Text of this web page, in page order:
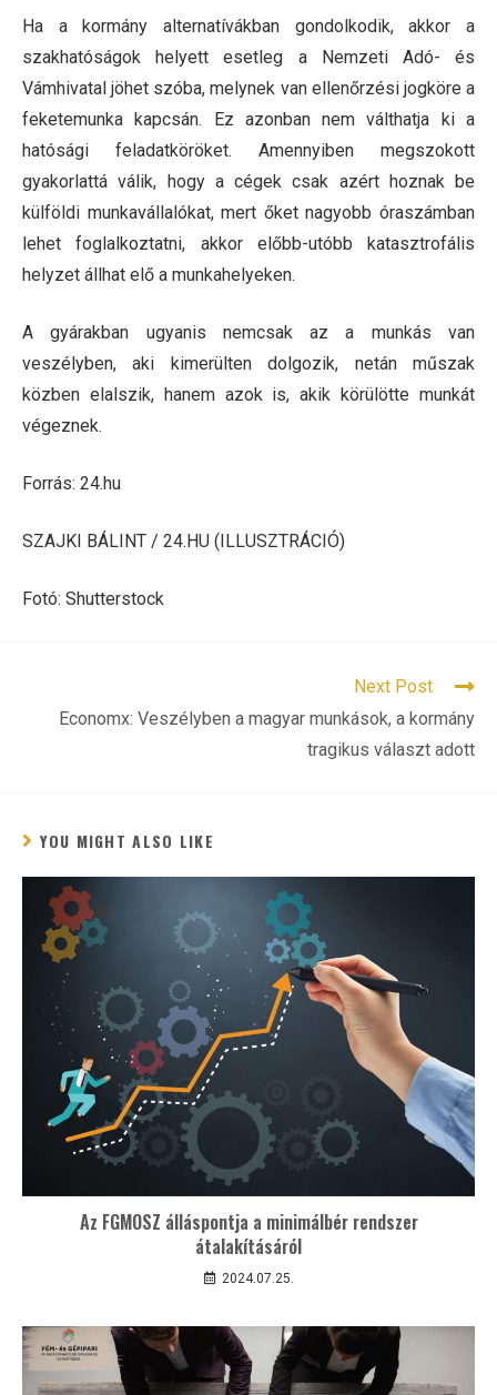
Ha a kormány alternatívákban gondolkodik, akkor a
szakhatóságok helyett esetleg a Nemzeti Adó- és
Vámhivatal jöhet szóba, melynek van ellenőrzési jogköre a
feketemunka kapcsán. Ez azonban nem válthatja ki a
hatósági feladatköröket. Amennyiben megszokott
gyakorlattá válik, hogy a cégek csak azért hoznak be
külföldi munkavállalókat, mert őket nagyobb óraszámban
lehet foglalkoztatni, akkor előbb-utóbb katasztrofális
helyzet állhat elő a munkahelyeken.
A gyárakban ugyanis nemcsak az a munkás van
veszélyben, aki kimerülten dolgozik, netán műszak
közben elalszik, hanem azok is, akik körülötte munkát
végeznek.
Forrás: 24.hu
SZAJKI BÁLINT / 24.HU (ILLUSZTRÁCIÓ)
Fotó: Shutterstock
ARTICLES
Next Post
Economx: Veszélyben a magyar munkások, a kormány
tragikus választ adott
YOU MIGHT ALSO LIKE
Az FGMOSZ álláspontja a minimálbér rendszer
átalakításáról
2024.07.25.